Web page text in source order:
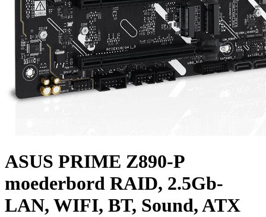
ASUS PRIME Z890-P
moederbord RAID, 2.5Gb-
LAN, WIFI, BT, Sound, ATX